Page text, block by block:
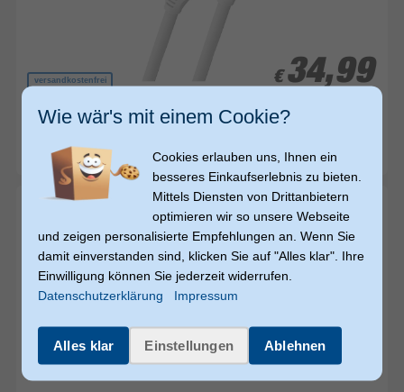
versandkostenfrei € 34,99
€ 34,99
OEHLBACHBlack Magic MKII 48 Gbit/s Stecker Gerade
sofort versandfertig
€ 28,99
€ 28,99
Wie wär's mit einem Cookie?
Cookies erlauben uns, Ihnen ein
besseres Einkaufserlebnis zu bieten.
Mittels Diensten von Drittanbietern
optimieren wir so unsere Webseite
und zeigen personalisierte Empfehlungen an. Wenn Sie
damit einverstanden sind, klicken Sie auf "Alles klar". Ihre
Einwilligung können Sie jederzeit widerrufen.
Datenschutzerklärung
Impressum
Alles klar Einstellungen Ablehnen